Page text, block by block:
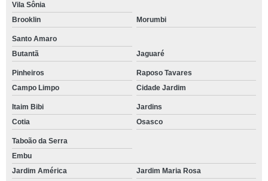
Vila Sônia
Brooklin
Morumbi
Santo Amaro
Butantã
Jaguaré
Pinheiros
Raposo Tavares
Campo Limpo
Cidade Jardim
Itaim Bibi
Jardins
Cotia
Osasco
Taboão da Serra
Embu
Jardim América
Jardim Maria Rosa